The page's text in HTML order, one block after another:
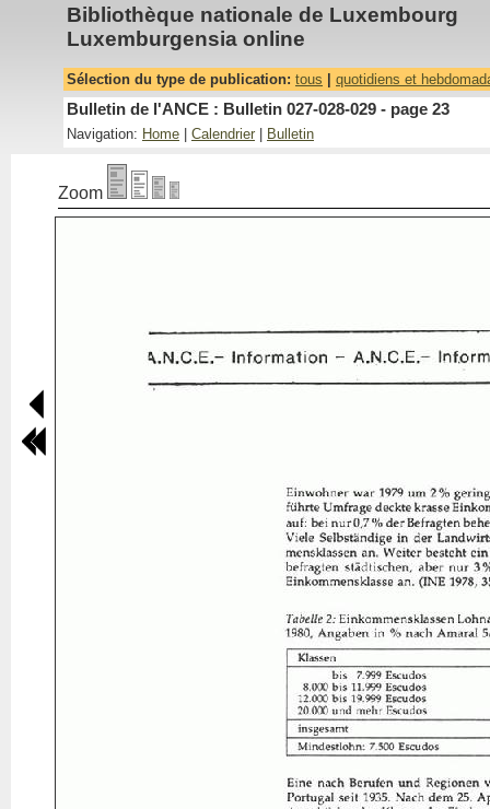
Bibliothèque nationale de Luxembourg
Luxemburgensia online
Sélection du type de publication: tous quotidiens et
Bulletin de l'ANCE : Bulletin 027-028-029 - page 23
Navigation: Home Calendrier Bulletin
Zoom